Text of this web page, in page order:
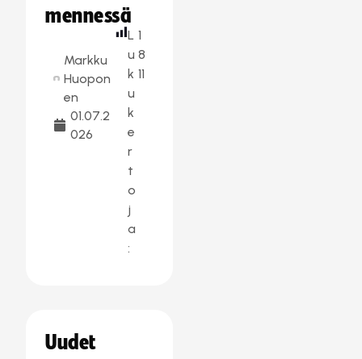
mennessä
Markku
Huopon
en
01.07.2
026
L
u
k
u
k
e
r
t
o
j
a
:
1
8
11
Uudet